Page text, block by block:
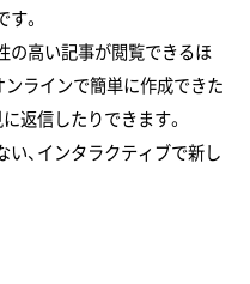
。
の高い記事が閲覧できるほ
ンラインで簡単に作成できた
返信したりできます。
、インタラクティブで新し